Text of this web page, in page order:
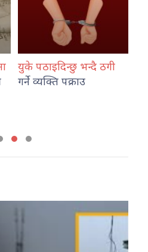
युके पठाइदिन्छु भन्दै ठगी
गर्ने व्यक्ति पक्राउ